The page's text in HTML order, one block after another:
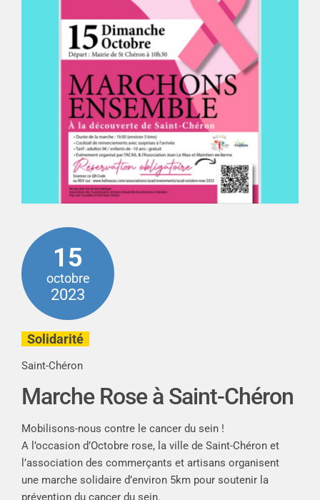
15
octobre
2023
Solidarité
Saint-Chéron
Marche Rose à Saint-Chéron
Mobilisons-nous contre le cancer du sein !
A l’occasion d’Octobre rose, la ville de Saint-Chéron et
l’association des commerçants et artisans organisent
une marche solidaire d’environ 5km pour soutenir la